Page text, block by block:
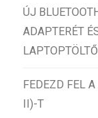
ÚJ
ADAPTERÉT
FEDEZD FEL A
II)-T